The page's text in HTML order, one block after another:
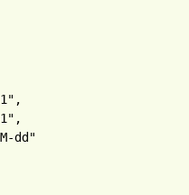
,
,
dd"